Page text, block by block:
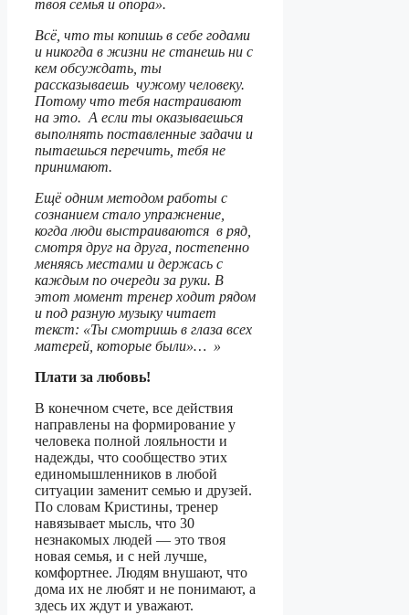
твоя семья и опора».
Всё, что ты копишь в себе годами
и никогда в жизни не станешь ни с
кем обсуждать, ты
рассказываешь чужому человеку.
Потому что тебя настраивают
на это. А если ты оказываешься
выполнять поставленные задачи и
пытаешься перечить, тебя не
принимают.
Ещё одним методом работы с
сознанием стало упражнение,
когда люди выстраиваются в ряд,
смотря друг на друга, постепенно
меняясь местами и держась с
каждым по очереди за руки. В
этот момент тренер ходит рядом
и под разную музыку читает
текст: «Ты смотришь в глаза всех
матерей, которые были»… »
Плати за любовь!
В конечном счете, все действия
направлены на формирование у
человека полной лояльности и
надежды, что сообщество этих
единомышленников в любой
ситуации заменит семью и друзей.
По словам Кристины, тренер
навязывает мысль, что 30
незнакомых людей — это твоя
новая семья, и с ней лучше,
комфортнее. Людям внушают, что
дома их не любят и не понимают, а
здесь их ждут и уважают.